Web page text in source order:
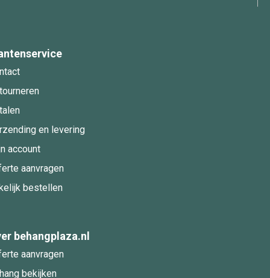
en levering
account
aanvragen
bestellen
behangplaza.nl
aanvragen
bekijken